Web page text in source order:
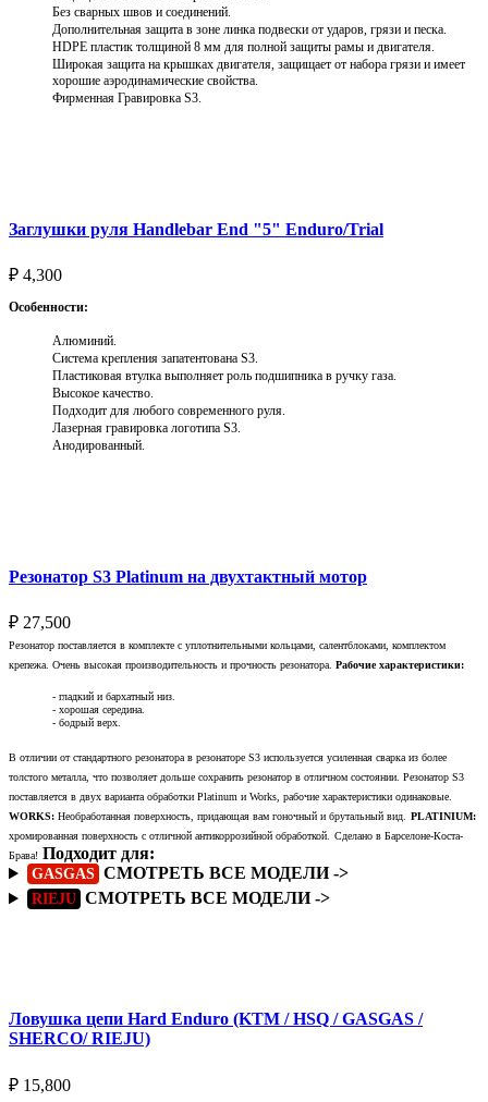
Без сварных швов и соединений.
Дополнительная защита в зоне линка подвески от ударов, грязи и песка.
HDPE пластик толщиной 8 мм для полной защиты рамы и двигателя.
Широкая защита на крышках двигателя, защищает от набора грязи и имеет
хорошие аэродинамические свойства.
Фирменная Гравировка S3.
Заглушки руля Handlebar End "5" Enduro/Trial
₽ 4,300
Особенности:
Алюминий.
Система крепления запатентована S3.
Пластиковая втулка выполняет роль подшипника в ручку газа.
Высокое качество.
Подходит для любого современного руля.
Лазерная гравировка логотипа S3.
Анодированный.
Резонатор S3 Platinum на двухтактный мотор
₽ 27,500
Резонатор поставляется в комплекте с уплотнительными кольцами, салентблоками, комплектом
крепежа. Очень высокая производительность и прочность резонатора. Рабочие характеристики:
- гладкий и бархатный низ.
- хорошая середина.
- бодрый верх.
В отличии от стандартного резонатора в резонаторе S3 используется усиленная сварка из более
толстого металла, что позволяет дольше сохранить резонатор в отличном состоянии. Резонатор S3
поставляется в двух варианта обработки Platinum и Works, рабочие характеристики одинаковые.
WORKS: Необработанная поверхность, придающая вам гоночный и брутальный вид. PLATINIUM:
хромированная поверхность с отличной антикоррозийной обработкой. Сделано в Барселоне-Коста-
Брава! Подходит для:
GASGAS СМОТРЕТЬ ВСЕ МОДЕЛИ ->
RIEJU СМОТРЕТЬ ВСЕ МОДЕЛИ ->
Ловушка цепи Hard Enduro (KTM / HSQ / GASGAS /
SHERCO/ RIEJU)
₽ 15,800